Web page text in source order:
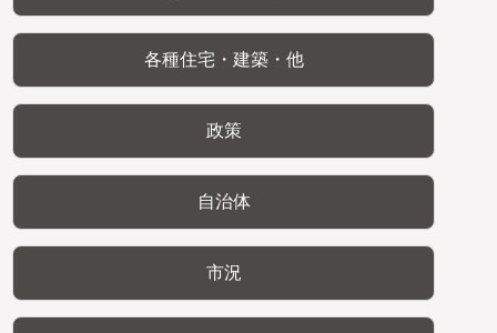
各種住宅・建築・他
政策
自治体
市況